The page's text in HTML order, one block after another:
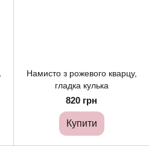
Намисто з рожевого кварцу,
гладка кулька
820 грн
Купити